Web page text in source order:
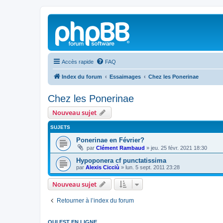
Accès rapide FAQ
Index du forum Essaimages Chez les Ponerinae
Chez les Ponerinae
Nouveau sujet
SUJETS
Ponerinae en Février?
par Clément Rambaud » jeu. 25 févr. 2021 18:30
Hypoponera cf punctatissima
par Alexis Cicciù » lun. 5 sept. 2011 23:28
Nouveau sujet
Retourner à l’index du forum